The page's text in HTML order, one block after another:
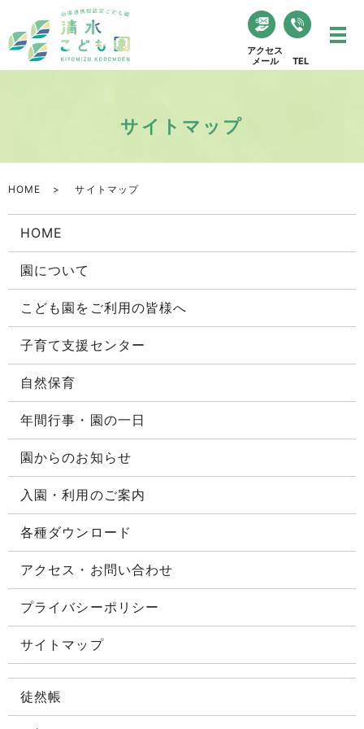
アクセス
メール
TEL
サイトマップ
HOME サイトマップ
HOME
園について
こども園をご利用の皆様へ
子育て支援センター
自然保育
年間行事・園の一日
園からのお知らせ
入園・利用のご案内
各種ダウンロード
アクセス・お問い合わせ
プライバシーポリシー
サイトマップ
徒然帳